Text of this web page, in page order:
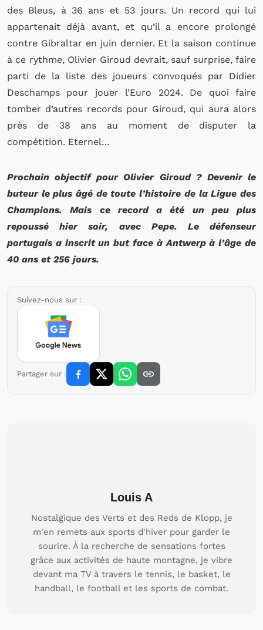
des Bleus, à 36 ans et 53 jours. Un record qui lui
appartenait déjà avant, et qu’il a encore prolongé
contre Gibraltar en juin dernier. Et la saison continue
à ce rythme, Olivier Giroud devrait, sauf surprise, faire
parti de la liste des joueurs convoqués par Didier
Deschamps pour jouer l’Euro 2024. De quoi faire
tomber d’autres records pour Giroud, qui aura alors
près de 38 ans au moment de disputer la
compétition. Eternel…
Prochain objectif pour Olivier Giroud ? Devenir le
buteur le plus âgé de toute l’histoire de la Ligue des
Champions. Mais ce record a été un peu plus
repoussé hier soir, avec Pepe. Le défenseur
portugais a inscrit un but face à Antwerp à l’âge de
40 ans et 256 jours.
Suivez-nous sur :
Partager sur :
Louis A
Nostalgique des Verts et des Reds de Klopp, je
m'en remets aux sports d'hiver pour garder le
sourire. À la recherche de sensations fortes
grâce aux activités de haute montagne, je vibre
devant ma TV à travers le tennis, le basket, le
handball, le football et les sports de combat.